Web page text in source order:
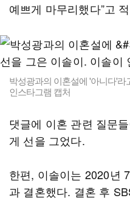
예쁘게 마무리했다”고
박성광과의 이혼설에 '아니다'
인스타그램 캡처
댓글에 이혼 관련 질문
게 선을 그었다.
한편, 이솔이는 2020년
과 결혼했다. 결혼 후